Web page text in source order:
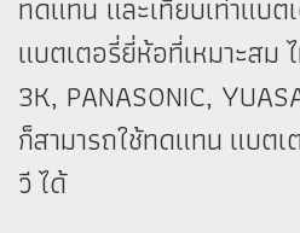
แบตเตอรี่ยี่ห้อที่เหมาะสม
3K, PANASONIC,
ก็สามารถใช้ทดแทน แบต
วี ได้